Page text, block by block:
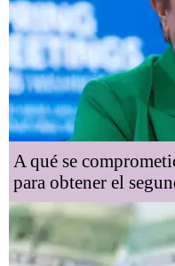
A qué se
para obtener el